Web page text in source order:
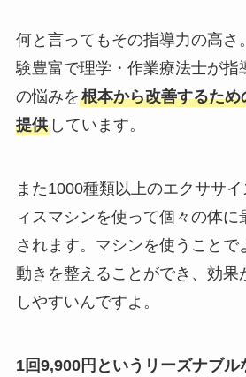
何と言ってもその指導力の高さ
験豊富で理学・作業療法士が指
の悩みを根本から改善するた
提供しています。
また1000種類以上のエクササ
ィスマシンを使って個々の体に
されます。マシンを使うことで
動きを整えることができ、効果
しやすいんですよ。
1回9,900円というリーズナブル